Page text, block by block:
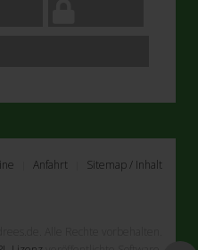
Anfahrt
Sitemap / Inhalt